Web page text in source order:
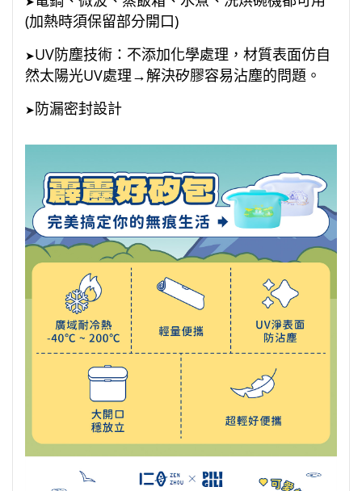
(加熱時須保留部分開口)
➤UV防塵技術：不添加化學處理，材質表面仿自
然太陽光UV處理→解決矽膠容易沾塵的問題。
➤防漏密封設計